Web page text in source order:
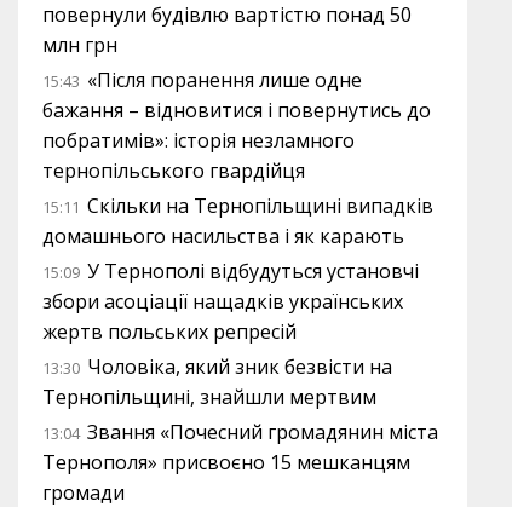
повернули будівлю вартістю понад 50
млн грн
15:43 «Після поранення лише одне
бажання – відновитися і повернутись до
побратимів»: історія незламного
тернопільського гвардійця
15:11 Скільки на Тернопільщині випадків
домашнього насильства і як карають
15:09 У Тернополі відбудуться установчі
збори асоціації нащадків українських
жертв польських репресій
13:30 Чоловіка, який зник безвісти на
Тернопільщині, знайшли мертвим
13:04 Звання «Почесний громадянин міста
Тернополя» присвоєно 15 мешканцям
громади